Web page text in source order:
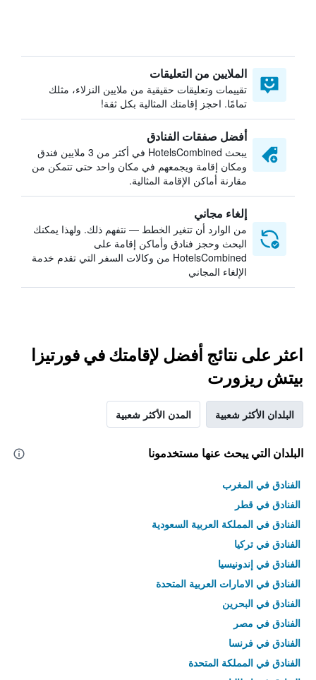
الملايين من التعليقات
تقييمات وتعليقات حقيقية من ملايين النزلاء، مثلك
تمامًا. احجز إقامتك المثالية بكل ثقة!
أفضل صفقات الفنادق
يبحث HotelsCombined في أكثر من 3 ملايين فندق
ومكان إقامة ويجمعهم في مكان واحد حتى تتمكن من
مقارنة أماكن الإقامة المثالية.
إلغاء مجاني
من الوارد أن تتغير الخطط — نتفهم ذلك. ولهذا يمكنك
البحث وحجز فنادق وأماكن إقامة على
HotelsCombined من وكالات السفر التي تقدم خدمة
الإلغاء المجاني
اعثر على نتائج أفضل لإقامتك في فورتيزا
بيتش ريزورت
البلدان الأكثر شعبية المدن الأكثر شعبية
البلدان التي يبحث عنها مستخدمونا
الفنادق في المغرب
الفنادق في قطر
الفنادق في المملكة العربية السعودية
الفنادق في تركيا
الفنادق في إندونيسيا
الفنادق في الامارات العربية المتحدة
الفنادق في البحرين
الفنادق في مصر
الفنادق في فرنسا
الفنادق في المملكة المتحدة